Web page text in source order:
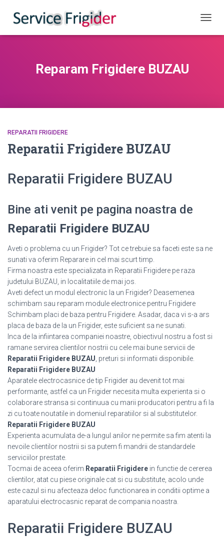
Reparam Frigidere BUZAU
REPARATII FRIGIDERE
Reparatii Frigidere BUZAU
Reparatii Frigidere BUZAU
Bine ati venit pe pagina noastra de
Reparatii Frigidere BUZAU
Aveti o problema cu un Frigider? Tot ce trebuie sa faceti este sa ne
sunati va oferim Reparare in cel mai scurt timp.
Firma noastra este specializata in Reparatii Frigidere pe raza
judetului BUZAU, in localitatiile de mai jos.
Aveti defect un modul electronic la un Frigider? Deasemenea
schimbam sau reparam module electronice pentru Frigidere
Schimbam placi de baza pentru Frigidere. Asadar, daca vi s-a ars
placa de baza de la un Frigider, este suficient sa ne sunati.
Inca de la infiintarea companiei noastre, obiectivul nostru a fost si
ramane servirea clientilor nostrii cu cele mai bune servicii de
Reparatii Frigidere BUZAU , preturi si informatii disponibile.
Reparatii Frigidere BUZAU
Aparatele electrocasnice de tip Frigider au devenit tot mai
performante, astfel ca un Frigider necesita multa experienta si o
colaborare stransa si continuua cu marii producatori pentru a fi la
zi cu toate noutatile in domeniul reparatiilor si al substitutelor.
Reparatii Frigidere BUZAU
Experienta acumulata de-a lungul anilor ne permite sa fim atenti la
nevoile clientilor nostrii si sa putem fi mandrii de standardele
serviciilor prestate.
Tocmai de aceea oferim Reparatii Frigidere in functie de cererea
clientilor, atat cu piese originale cat si cu substitute, acolo unde
este cazul si nu afecteaza deloc functionarea in conditii optime a
aparatului electrocasnic reparat de compania noastra.
Reparatii Frigidere BUZAU